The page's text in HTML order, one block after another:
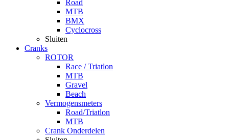
Road
MTB
BMX
Cyclocross
Sluiten
Cranks
ROTOR
Race / Triatlon
MTB
Gravel
Beach
Vermogensmeters
Road/Triatlon
MTB
Crank Onderdelen